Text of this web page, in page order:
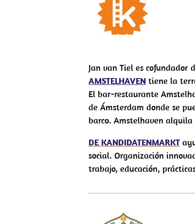
Jan van Tiel es cofundador
AMSTELHAVEN tiene la
El bar-restaurante
de Ámsterdam donde se
barco. Amstelhaven
DE KANDIDATENMARKT
social. Organización
trabajo, educación,